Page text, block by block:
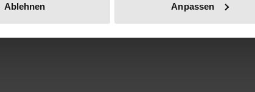
Ablehnen Anpassen